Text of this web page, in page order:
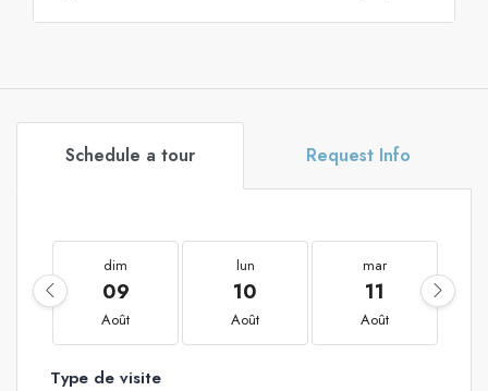
Schedule a tour Request Info
dim
09
Août
lun
10
Août
mar
11
Août
Type de visite